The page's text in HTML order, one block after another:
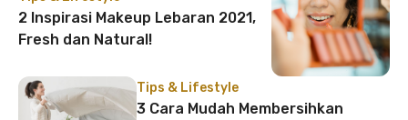
2 Inspirasi Makeup Lebaran 2021,
Fresh dan Natural!
Tips & Lifestyle
3 Cara Mudah Membersihkan